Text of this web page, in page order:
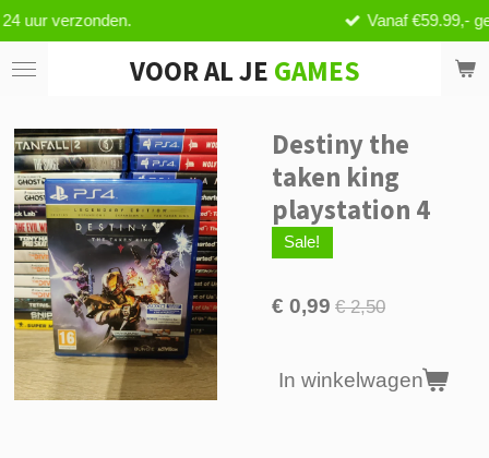
Ga
direct
naar
VOOR AL JE GAMES
Vanaf €59.99,- geen
Destiny the
taken king
playstation 4
Sale!
€ 0,99 € 2,50
In winkelwagen